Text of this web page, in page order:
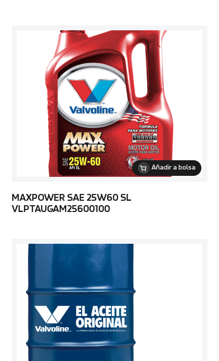
Añadir a bolsa
MAXPOWER SAE 25W60 SL
VLPTAUGAM25600100